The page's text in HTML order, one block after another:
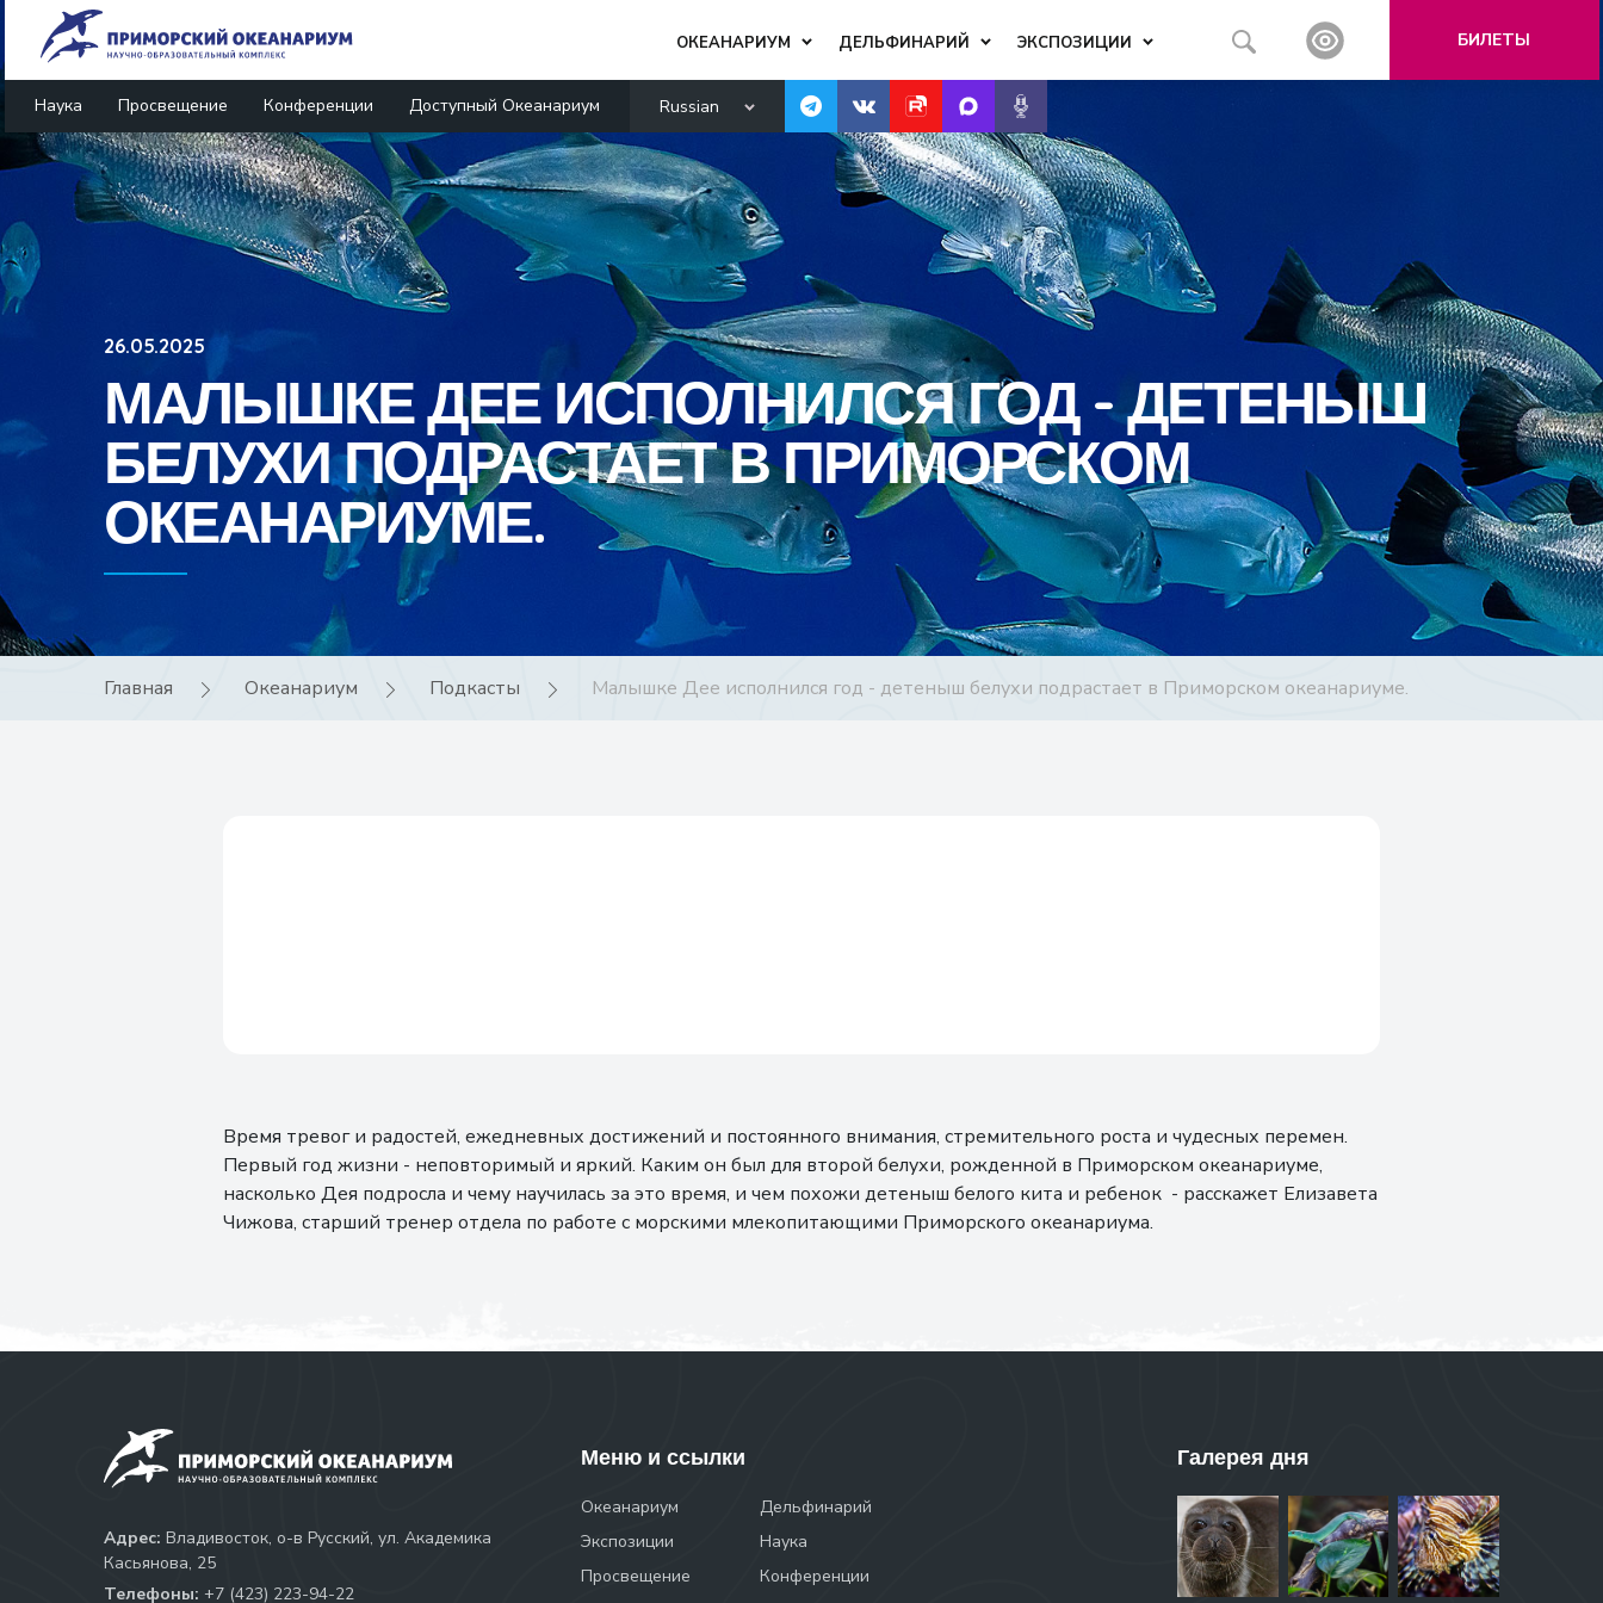
ОКЕАНАРИУМ ДЕЛЬФИНАРИЙ ЭКСПОЗИЦИИ БИЛЕТЫ
Наука Просвещение Конференции Доступный Океанариум Russian
26.05.2025
МАЛЫШКЕ ДЕЕ ИСПОЛНИЛСЯ ГОД - ДЕТЕНЫШ
БЕЛУХИ ПОДРАСТАЕТ В ПРИМОРСКОМ
ОКЕАНАРИУМЕ.
Главная Океанариум Подкасты Малышке Дее исполнился год - детеныш белухи подрастает в Приморском океанариуме.
Время тревог и радостей, ежедневных достижений и постоянного внимания, стремительного роста и чудесных перемен.
Первый год жизни - неповторимый и яркий. Каким он был для второй белухи, рожденной в Приморском океанариуме,
насколько Дея подросла и чему научилась за это время, и чем похожи детеныш белого кита и ребенок - расскажет Елизавета
Чижова, старший тренер отдела по работе с морскими млекопитающими Приморского океанариума.
Адрес: Владивосток, о-в Русский, ул. Академика
Касьянова, 25
Телефоны: +7 (423) 223-94-22
Меню и ссылки
Океанариум
Дельфинарий
Экспозиции
Наука
Просвещение
Конференции
Галерея дня